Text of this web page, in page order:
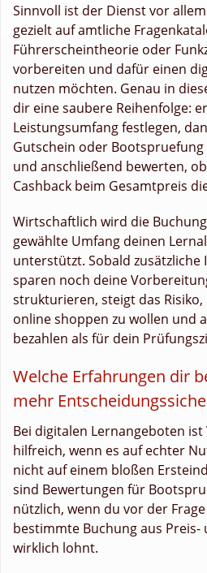
Sinnvoll ist der Dienst vor
gezielt auf amtliche
Führerscheintheorie oder
vorbereiten und dafür einen
nutzen möchten. Genau in
dir eine saubere Reihenfolge:
Leistungsumfang festlegen,
Gutschein oder
und anschließend bewerten,
Cashback beim Gesamtpreis
Wirtschaftlich wird die
gewählte Umfang deinen
unterstützt. Sobald zusätzliche
sparen noch deine
strukturieren, steigt das
online shoppen zu wollen und
bezahlen als für dein
Welche Erfahrungen dir
mehr
Bei digitalen Lernangeboten
hilfreich, wenn es auf echter
nicht auf einem bloßen
sind Bewertungen für
nützlich, wenn du vor der
bestimmte Buchung aus Preis-
wirklich lohnt.